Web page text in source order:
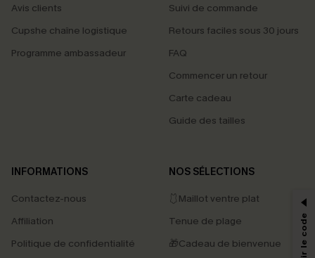
Avis clients
Cupshe chaîne logistique
Programme ambassadeur
Suivi de commande
Retours faciles sous 30 jours
FAQ
Commencer un retour
Carte cadeau
Guide des tailles
INFORMATIONS
Contactez-nous
Affiliation
Politique de confidentialité
NOS SÉLECTIONS
🩱Maillot ventre plat
Tenue de plage
🎁Cadeau de bienvenue
PROFITEZ DE -15%
-15% dès 2 Achetés par E-mail
*Un code par commande, valable une seule fois.